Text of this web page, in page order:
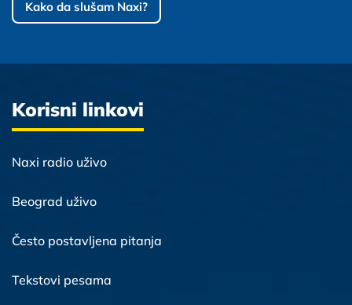
Kako da slušam Naxi?
Korisni linkovi
Naxi radio uživo
Beograd uživo
Često postavljena pitanja
Tekstovi pesama